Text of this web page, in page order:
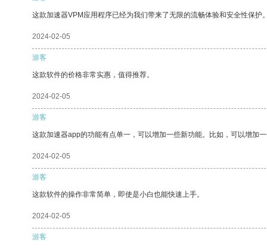
这款加速器VPM应用程序已经为我们带来了无限的流畅体验和安全性保护
2024-02-05
游客
这款软件的价格非常实惠，值得推荐。
2024-02-05
游客
这款加速器app的功能有点单一，可以增加一些新功能。比如，可以增加
2024-02-05
游客
这款软件的操作非常简单，即使是小白也能快速上手。
2024-02-05
游客